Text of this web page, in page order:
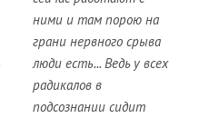
ними и там порою на
грани нервного срыва
люди есть... Ведь у всех
радикалов в
подсознании сидит